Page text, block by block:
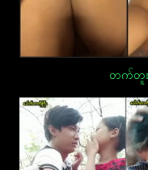
တက်တူး